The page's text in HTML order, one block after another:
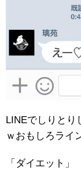
LINEでしりとり
ｗおもしろライ
「ダイエット」